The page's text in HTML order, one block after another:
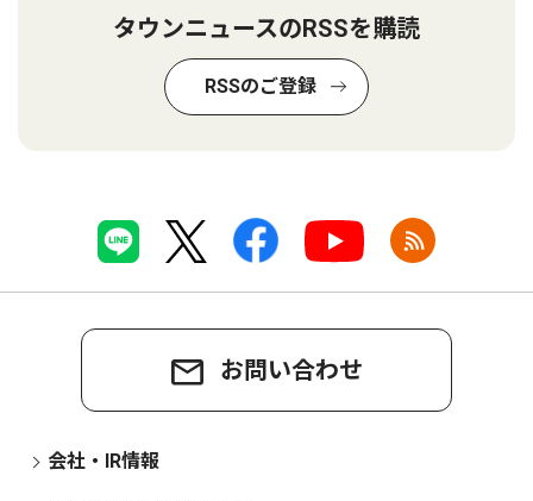
タウンニュースのRSSを購読
RSSのご登録
お問い合わせ
会社・IR情報